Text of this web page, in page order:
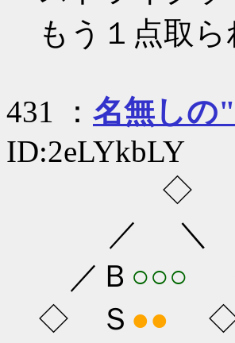
もう１点取
431 ： 名無しの
ID:2eLYkbLY
◇ 5
／ ＼
／Ｂ ○○○
◇ Ｓ ●● ◇